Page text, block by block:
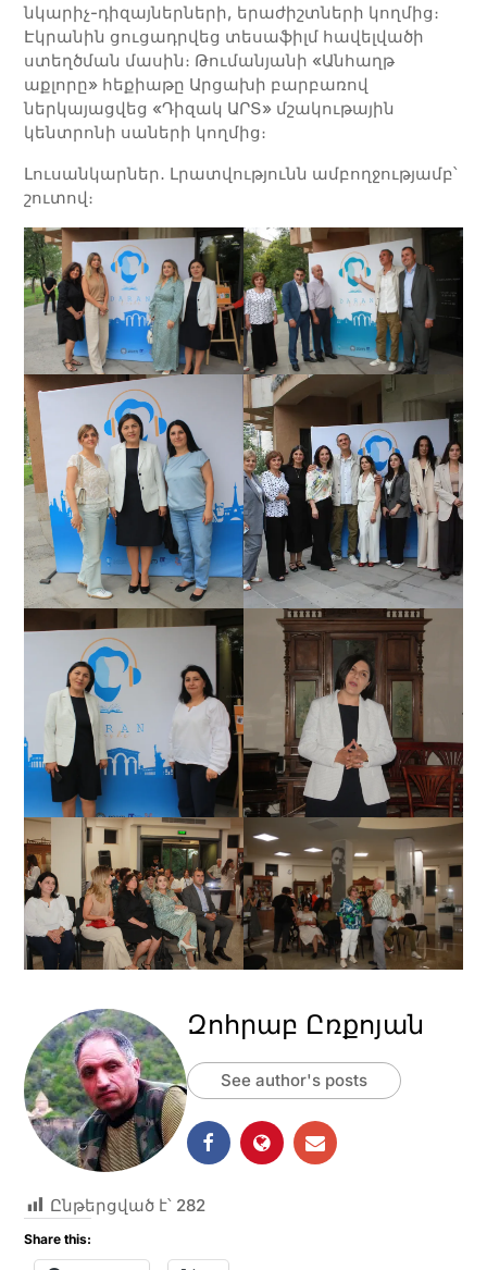
նկարիչ-դիզայներների, երաժիշտների կողմից։
Էկրանին ցուցադրվեց տեսաֆիլմ հավելվածի
ստեղծման մասին։ Թումանյանի «Անհաղթ
աքլորը» հեքիաթը Արցախի բարբառով
ներկայացվեց «Դիզակ ԱՐՏ» մշակութային
կենտրոնի սաների կողմից։
Լուսանկարներ․ Լրատվությունն ամբողջությամբ՝
շուտով։
Զոհրաբ Ըռքոյան
See author's posts
Ընթերցված է՝ 282
Share this: